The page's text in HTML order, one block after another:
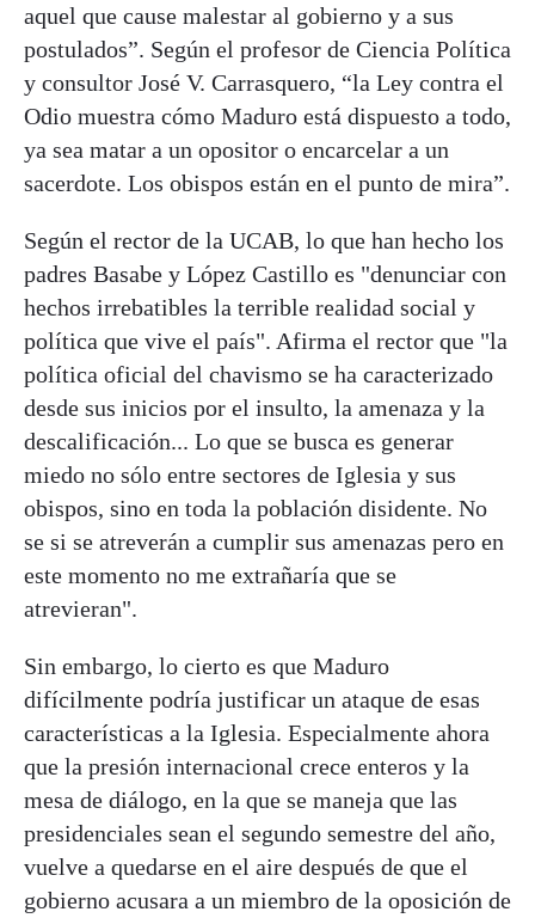
aquel que cause malestar al gobierno y a sus
postulados”. Según el profesor de Ciencia Política
y consultor José V. Carrasquero, “la Ley contra el
Odio muestra cómo Maduro está dispuesto a todo,
ya sea matar a un opositor o encarcelar a un
sacerdote. Los obispos están en el punto de mira”.
Según el rector de la UCAB, lo que han hecho los
padres Basabe y López Castillo es "denunciar con
hechos irrebatibles la terrible realidad social y
política que vive el país". Afirma el rector que "la
política oficial del chavismo se ha caracterizado
desde sus inicios por el insulto, la amenaza y la
descalificación... Lo que se busca es generar
miedo no sólo entre sectores de Iglesia y sus
obispos, sino en toda la población disidente. No
se si se atreverán a cumplir sus amenazas pero en
este momento no me extrañaría que se
atrevieran".
Sin embargo, lo cierto es que Maduro
difícilmente podría justificar un ataque de esas
características a la Iglesia. Especialmente ahora
que la presión internacional crece enteros y la
mesa de diálogo, en la que se maneja que las
presidenciales sean el segundo semestre del año,
vuelve a quedarse en el aire después de que el
gobierno acusara a un miembro de la oposición de